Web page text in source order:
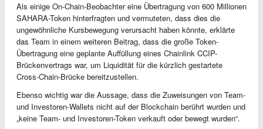
Als einige On-Chain-Beobachter eine Übertragung von 600 Millionen
SAHARA-Token hinterfragten und vermuteten, dass dies die
ungewöhnliche Kursbewegung verursacht haben könnte, erklärte
das Team in einem weiteren Beitrag, dass die große Token-
Übertragung eine geplante Auffüllung eines Chainlink CCIP-
Brückenvertrags war, um Liquidität für die kürzlich gestartete
Cross-Chain-Brücke bereitzustellen.
Ebenso wichtig war die Aussage, dass die Zuweisungen von Team-
und Investoren-Wallets nicht auf der Blockchain berührt wurden und
„keine Team- und Investoren-Token verkauft oder bewegt wurden“.